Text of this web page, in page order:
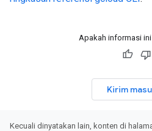
Apakah informasi
Kirim
Kecuali dinyatakan lain, konten di